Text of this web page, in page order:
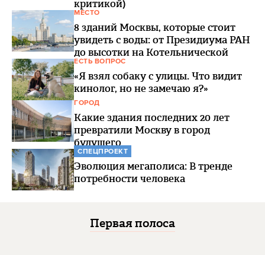
критикой)
МЕСТО
8 зданий Москвы, которые стоит
увидеть с воды: от Президиума РАН
до высотки на Котельнической
ЕСТЬ ВОПРОС
«Я взял собаку с улицы. Что видит
кинолог, но не замечаю я?»
ГОРОД
Какие здания последних 20 лет
превратили Москву в город
будущего
СПЕЦПРОЕКТ
Эволюция мегаполиса: В тренде
потребности человека
Первая полоса